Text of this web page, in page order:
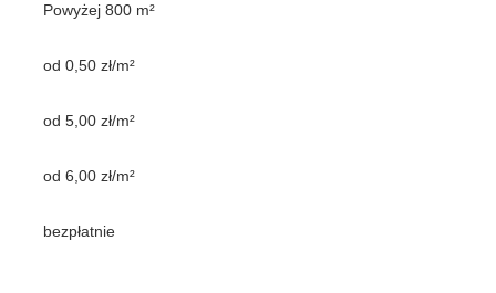
Powyżej 800 m²
od 0,50 zł/m²
od 5,00 zł/m²
od 6,00 zł/m²
bezpłatnie